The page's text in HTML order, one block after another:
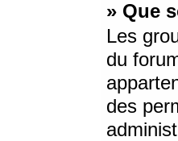
» Que
Les
du
des